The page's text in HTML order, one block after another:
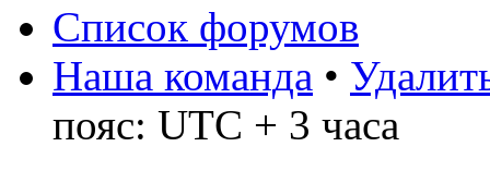
Список форумов
Наша команда •
пояс: UTC + 3 часа